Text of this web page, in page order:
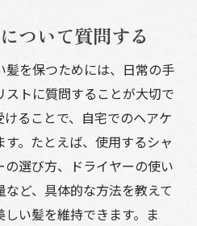
ついて質問する
を保つためには、日常の手
トに質問することが大切で
ることで、自宅でのヘアケ
。たとえば、使用するシャ
選び方、ドライヤーの使い
ど、具体的な方法を教えて
い髪を維持できます。ま